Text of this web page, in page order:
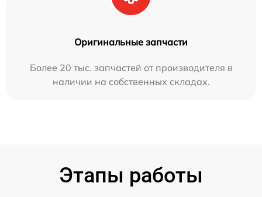
Оригинальные запчасти
Более 20 тыс. запчастей от производителя в
наличии на собственных складах.
Этапы работы